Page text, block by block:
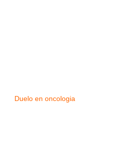
Duelo en oncologia